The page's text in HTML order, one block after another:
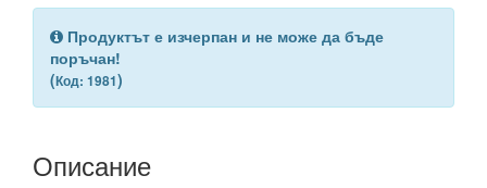
Продуктът е изчерпан и не може да бъде
поръчан!
(Код: 1981)
Описание